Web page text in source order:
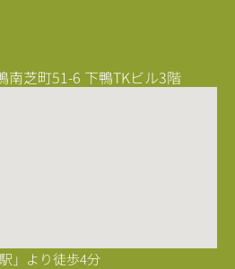
南芝町51-6 下鴨TKビル3階
」より徒歩4分